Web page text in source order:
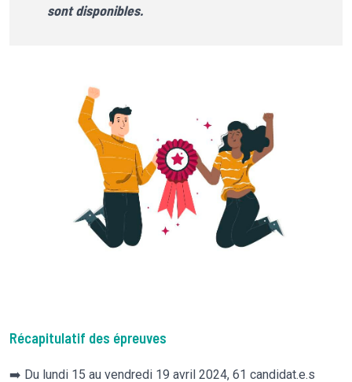
sont disponibles.
Récapitulatif des épreuves
➡️ Du lundi 15 au vendredi 19 avril 2024, 61 candidat.e.s